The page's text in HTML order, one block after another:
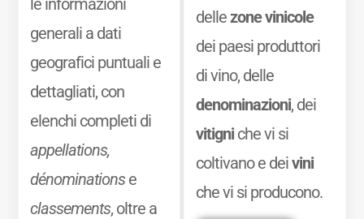
generali a dati
geografici puntuali e
dettagliati, con
elenchi completi di
appellations,
dénominationse
classements, oltre a
dellezone vinicole
dei paesi produttori
di vino, delle
denominazioni, dei
vitigniche vi si
coltivano e deivini
che vi si producono.